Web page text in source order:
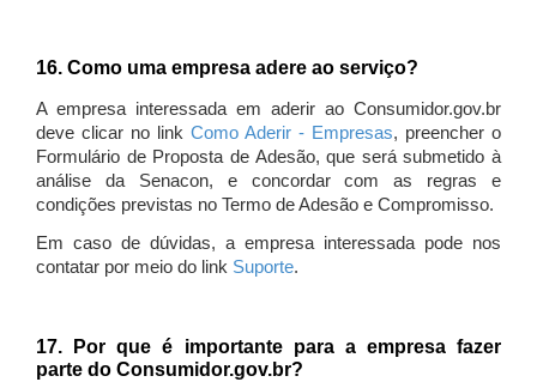
16. Como uma empresa adere ao serviço?
A empresa interessada em aderir ao Consumidor.gov.br
deve clicar no link Como Aderir - Empresas, preencher o
Formulário de Proposta de Adesão, que será submetido à
análise da Senacon, e concordar com as regras e
condições previstas no Termo de Adesão e Compromisso.
Em caso de dúvidas, a empresa interessada pode nos
contatar por meio do link Suporte.
17. Por que é importante para a empresa fazer
parte do Consumidor.gov.br?